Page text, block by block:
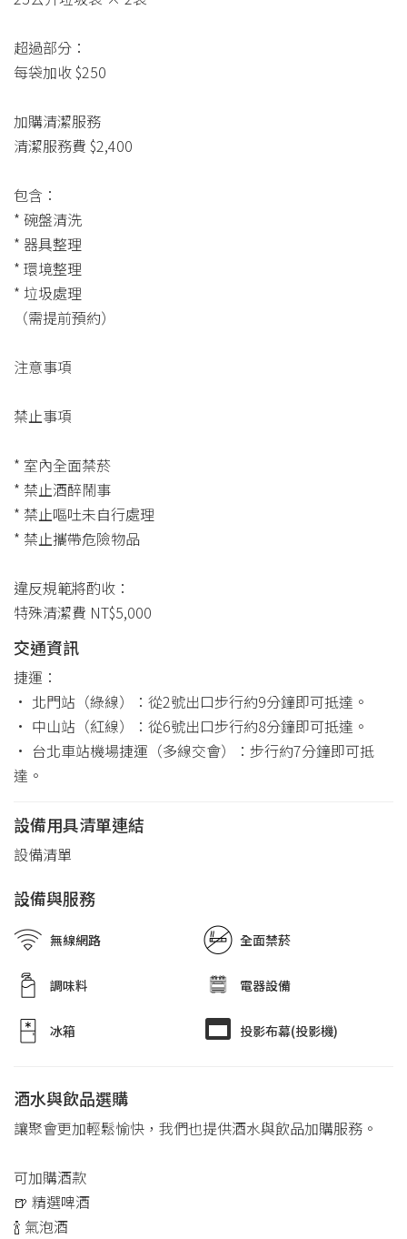
超過部分：
每袋加收 $250
加購清潔服務
清潔服務費 $2,400
包含：
* 碗盤清洗
* 器具整理
* 環境整理
* 垃圾處理
（需提前預約）
注意事項
禁止事項
* 室內全面禁菸
* 禁止酒醉鬧事
* 禁止嘔吐未自行處理
* 禁止攜帶危險物品
違反規範將酌收：
特殊清潔費 NT$5,000
交通資訊
捷運：
• 北門站（綠線）：從2號出口步行約9分鐘即可抵達。
• 中山站（紅線）：從6號出口步行約8分鐘即可抵達。
• 台北車站機場捷運（多線交會）：步行約7分鐘即可抵
達。
設備用具清單連結
設備清單
設備與服務
無線網路 全面禁菸
調味料 電器設備
冰箱 投影布幕(投影機)
酒水與飲品選購
讓聚會更加輕鬆愉快，我們也提供酒水與飲品加購服務。
可加購酒款
🍺 精選啤酒
🍾 氣泡酒